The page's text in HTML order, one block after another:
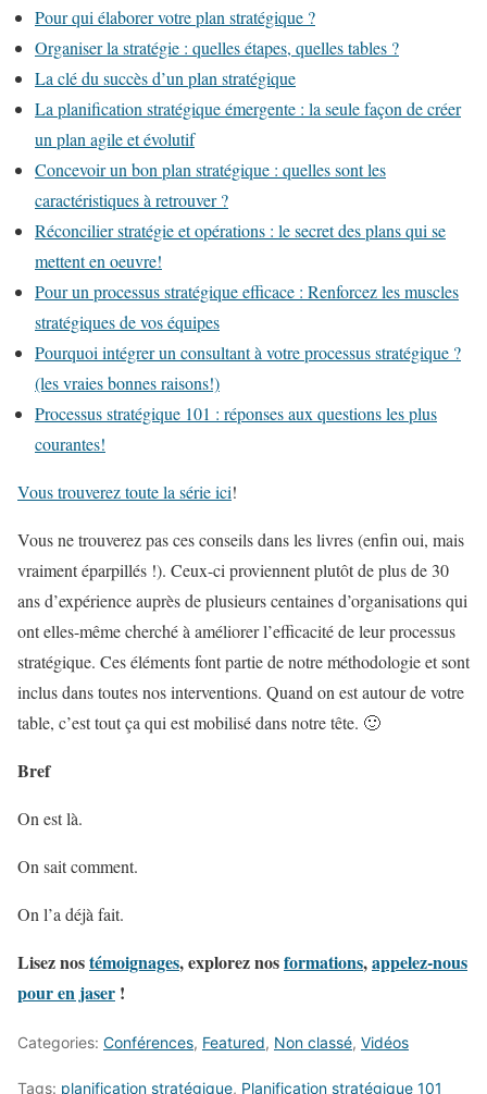
Pour qui élaborer votre plan stratégique ?
Organiser la stratégie : quelles étapes, quelles tables ?
La clé du succès d’un plan stratégique
La planification stratégique émergente : la seule façon de créer
un plan agile et évolutif
Concevoir un bon plan stratégique : quelles sont les
caractéristiques à retrouver ?
Réconcilier stratégie et opérations : le secret des plans qui se
mettent en oeuvre!
Pour un processus stratégique efficace : Renforcez les muscles
stratégiques de vos équipes
Pourquoi intégrer un consultant à votre processus stratégique ?
(les vraies bonnes raisons!)
Processus stratégique 101 : réponses aux questions les plus
courantes!
Vous trouverez toute la série ici!
Vous ne trouverez pas ces conseils dans les livres (enfin oui, mais
vraiment éparpillés !). Ceux-ci proviennent plutôt de plus de 30
ans d’expérience auprès de plusieurs centaines d’organisations qui
ont elles-même cherché à améliorer l’efficacité de leur processus
stratégique. Ces éléments font partie de notre méthodologie et sont
inclus dans toutes nos interventions. Quand on est autour de votre
table, c’est tout ça qui est mobilisé dans notre tête. 🙂
Bref
On est là.
On sait comment.
On l’a déjà fait.
Lisez nostémoignages, explorez nosformations,appelez-nous
pour en jaser !
Categories: Conférences, Featured, Non classé, Vidéos
Tags: planification stratégique, Planification stratégique 101